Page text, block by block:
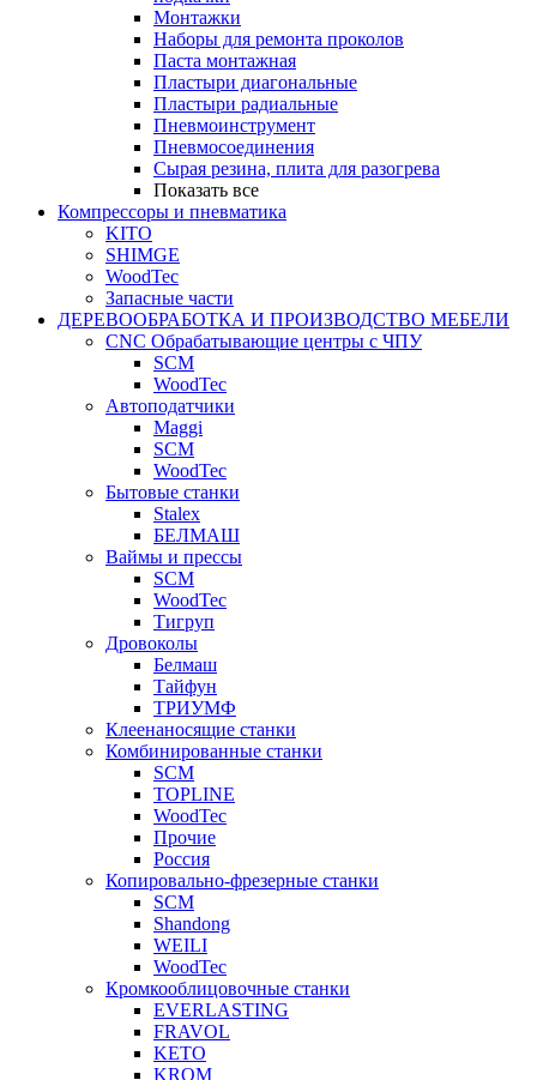
Монтажки
Наборы для ремонта проколов
Паста монтажная
Пластыри диагональные
Пластыри радиальные
Пневмоинструмент
Пневмосоединения
Сырая резина, плита для разогрева
Показать все
Компрессоры и пневматика
KITO
SHIMGE
WoodTec
Запасные части
ДЕРЕВООБРАБОТКА И ПРОИЗВОДСТВО МЕБЕЛИ
CNC Обрабатывающие центры с ЧПУ
SCM
WoodTec
Автоподатчики
Maggi
SCM
WoodTec
Бытовые станки
Stalex
БЕЛМАШ
Ваймы и прессы
SCM
WoodTec
Тигруп
Дровоколы
Белмаш
Тайфун
ТРИУМФ
Клеенаносящие станки
Комбинированные станки
SCM
TOPLINE
WoodTec
Прочие
Россия
Копировально-фрезерные станки
SCM
Shandong
WEILI
WoodTec
Кромкооблицовочные станки
EVERLASTING
FRAVOL
KETO
KROM